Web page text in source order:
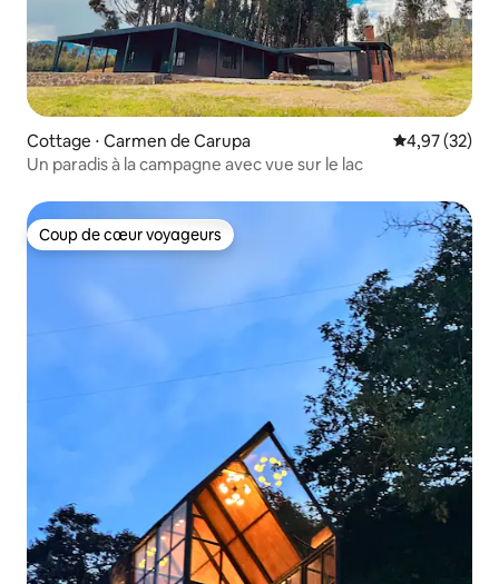
Cottage ⋅ Carmen de Carupa Évaluation
4,97 (32)
Un paradis à la campagne avec vue sur le lac
Coup de cœur voyageurs
Coup de cœur voyageurs